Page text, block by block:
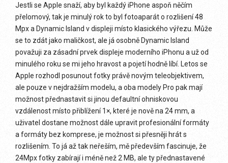
Jestli se Apple snaží, aby byl každý iPhone aspoň něčím
přelomový, tak je minulý rok to byl fotoaparát o rozlišení 48
Mpx a Dynamic Island v displeji místo klasického výřezu. Může
se to zdát jako maličkost, ale já osobně Dynamic Island
považuji za zásadní prvek displeje moderního iPhonu a už od
minulého roku se mi jeho hravost a pojetí hodně líbí. Letos se
Apple rozhodl posunout fotky právě novým teleobjektivem,
ale pouze v nejdražším modelu, a oba modely Pro pak mají
možnost přednastavit si jinou defaultní ohniskovou
vzdálenost místo přiblížení 1×, které je nově na 24 mm, a
uživatel dostane možnost dále upravit profesionální formáty
a formáty bez komprese, je možnost si přesněji hrát s
rozlišením. To já až tak neřeším, mě především fascinuje, že
24Mpx fotky zabírají i méně než 2 MB, ale ty přednastavené